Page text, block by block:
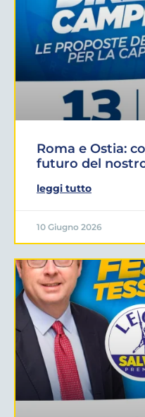
Roma e Ostia:
futuro del
leggi tutto
10 Giugno 2026